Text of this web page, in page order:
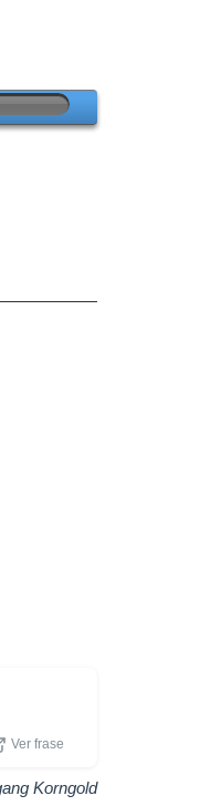
Ver frase
Korngold